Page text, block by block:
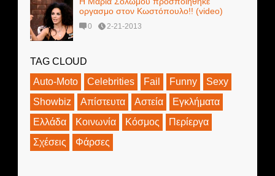
oργασμo στον Κωστόπουλο!! (video)
0 2-21-2013
TAG CLOUD
Auto-Moto
Celebrities Fail Funny
Sexy
Showbiz
Απίστευτα Αστεία
Εγκλήματα
Ελλάδα
Κοινωνία Κόσμος
Περίεργα
Σχέσεις
Φάρσες